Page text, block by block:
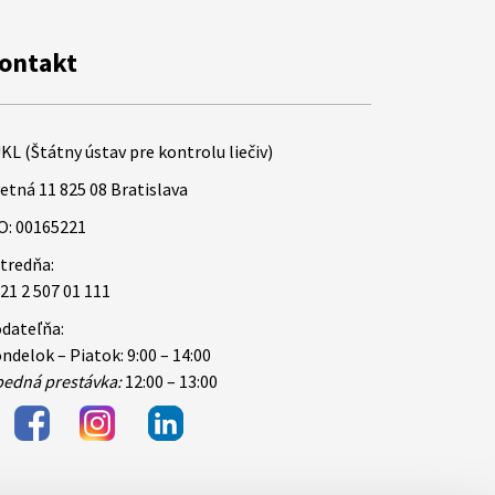
(Štátny ústav pre kontrolu liečiv)
11 825 08 Bratislava
00165221
2 507 01 111
– Piatok: 9:00 – 14:00
prestávka:12:00 – 13:00